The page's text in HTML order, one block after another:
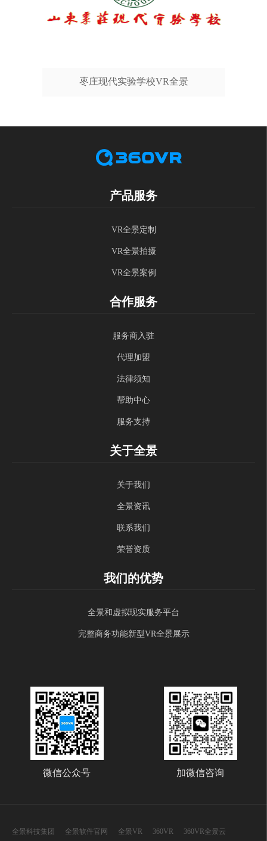
枣庄现代实验学校VR全景
产品服务
VR全景定制
VR全景拍摄
VR全景案例
合作服务
服务商入驻
代理加盟
法律须知
帮助中心
服务支持
关于全景
关于我们
全景资讯
联系我们
荣誉资质
我们的优势
全景和虚拟现实服务平台
完整商务功能新型VR全景展示
微信公众号 加微信咨询
全景科技集团 全景软件官网 全景VR 360VR 360VR全景云